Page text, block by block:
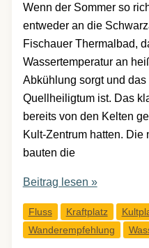
Wenn der Sommer so
entweder an die
Fischauer Thermalbad,
Wassertemperatur an
Abkühlung sorgt und
Quellheiligtum ist. Das
bereits von den Kelten
Kult-Zentrum hatten. Die
bauten die
Bad
Thermalbad:
Schwimmen,
Beitrag lesen »
Fluss Kraftplatz
Wanderempfehlung